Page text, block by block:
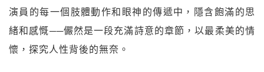
演員的每一個肢體動作和眼神的傳遞中，隱含飽滿的思
緒和感慨──儼然是一段充滿詩意的章節，以最柔美的情
懷，探究人性背後的無奈。